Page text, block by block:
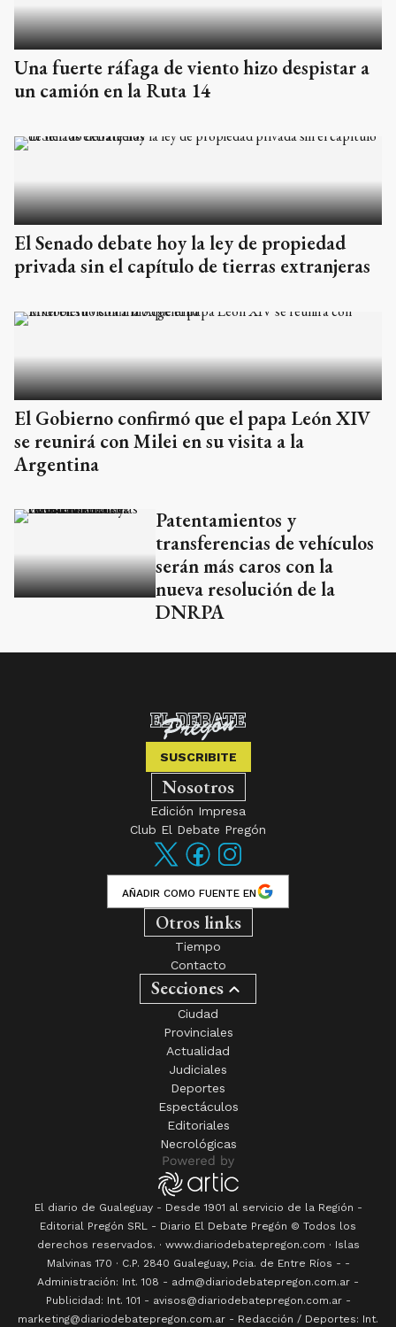
Una fuerte ráfaga de viento hizo despistar a
un camión en la Ruta 14
El Senado debate hoy la ley de propiedad
privada sin el capítulo de tierras extranjeras
El Gobierno confirmó que el papa León XIV
se reunirá con Milei en su visita a la
Argentina
Patentamientos y
transferencias de vehículos
serán más caros con la
nueva resolución de la
DNRPA
SUSCRIBITE
Nosotros
Edición Impresa
Club El Debate Pregón
AÑADIR COMO FUENTE EN
Otros links
Tiempo
Contacto
Secciones
Ciudad
Provinciales
Actualidad
Judiciales
Deportes
Espectáculos
Editoriales
Necrológicas
El diario de Gualeguay - Desde 1901 al servicio de la Región -
Editorial Pregón SRL
- Diario El Debate Pregón © Todos los
derechos reservados. · www.diariodebatepregon.com · Islas
Malvinas 170 · C.P. 2840 Gualeguay, Pcia. de Entre Ríos - -
Administración: Int. 108 - adm@diariodebatepregon.com.ar -
Publicidad: Int. 101 - avisos@diariodebatepregon.com.ar -
marketing@diariodebatepregon.com.ar - Redacción / Deportes: Int.